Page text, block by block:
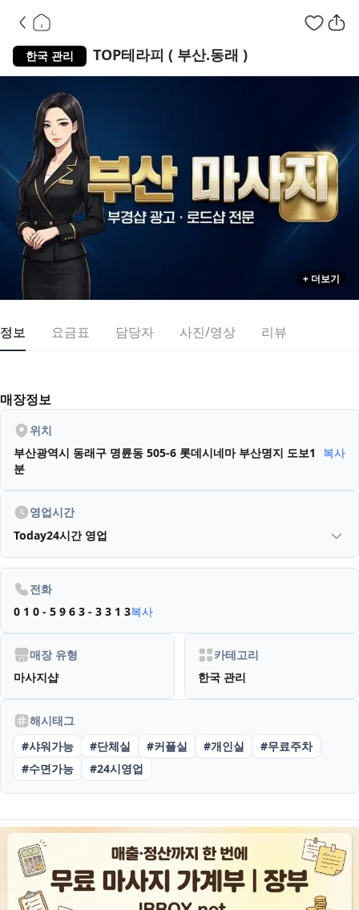
한국 관리 TOP테라피 ( 부산.동래 )부산 동래구 명
+ 더보기
정보 요금표 담당자 사진/영상 리뷰
매장정보
위치
부산광역시 동래구 명륜동 505-6 롯데시네마 부산명지 도보1
분
복사
영업시간
Today24시간 영업
전화
0 1 0 - 5 9 6 3 - 3 3 1 3복사
매장 유형
마사지샵
카테고리
한국 관리
해시태그
#샤워가능 #단체실 #커플실 #개인실 #무료주차
#수면가능 #24시영업